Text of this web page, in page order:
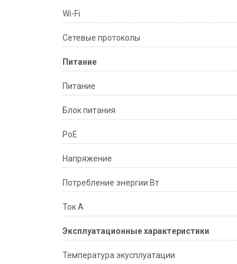
Wi-Fi
Сетевые протоколы
Питание
Питание
Блок питания
PoE
Напряжение
Потребление энергии Вт
Ток А
Эксплуатационные характеристики
Температура экусплуатации